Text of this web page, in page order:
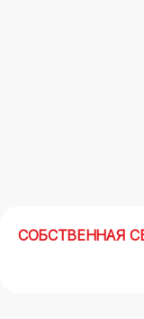
СОБСТВЕННАЯ